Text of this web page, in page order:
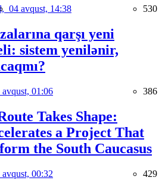
04 avqust, 14:38 530
qarşı yeni
sistem yenilənir,
avqust, 01:06 386
Takes Shape:
a Project That
the South Caucasus
avqust, 00:32 429